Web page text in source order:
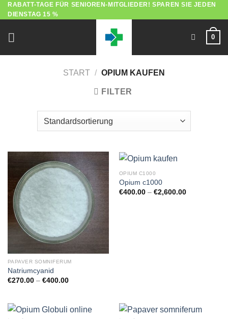
Zum
Inhalt
springen
RABATT-TAGE FÜR SENIOREN-MITGLIEDER! SPAREN SIE JEDEN
DIENSTAG 15 %
0
START / OPIUM KAUFEN
FILTER
PAPAVER SOMNIFERUM
Natriumcyanid
€270.00 – €400.00Preisspanne:
OPIUM C1000
Opium c1000
€400.00 – €2,600.00Preisspanne: